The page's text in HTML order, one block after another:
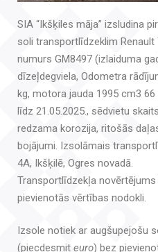
SIA “Ikšķiles māja” izsludina
soli transportlīdzeklim
numurs GM8497 (izlaiduma
dīzeļdegviela, Odometra
kg, motora jauda 1995 cm3
līdz 21.05.2025., sēdvietu
redzama korozija, ritošās
bojājumi. Izsolāmais
4A, Ikšķilē, Ogres novadā.
Transportlīdzekļa novērtējums
pievienotās vērtības nodokli.
Izsole notiek ar augšupejošu
(piecdesmit euro) bez